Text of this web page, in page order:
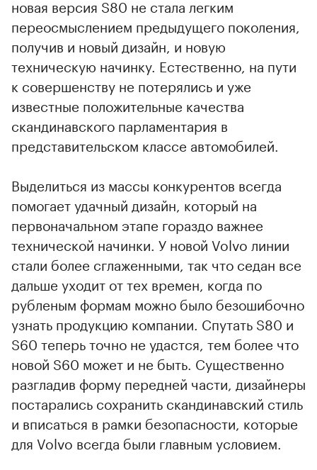
новая версия S80 не стала легким
переосмыслением предыдущего поколения,
получив и новый дизайн, и новую
техническую начинку. Естественно, на пути
к совершенству не потерялись и уже
известные положительные качества
скандинавского парламентария в
представительском классе автомобилей.
Выделиться из массы конкурентов всегда
помогает удачный дизайн, который на
первоначальном этапе гораздо важнее
технической начинки. У новой Volvo линии
стали более сглаженными, так что седан все
дальше уходит от тех времен, когда по
рубленым формам можно было безошибочно
узнать продукцию компании. Спутать S80 и
S60 теперь точно не удастся, тем более что
новой S60 может и не быть. Существенно
разгладив форму передней части, дизайнеры
постарались сохранить скандинавский стиль
и вписаться в рамки безопасности, которые
для Volvo всегда были главным условием.